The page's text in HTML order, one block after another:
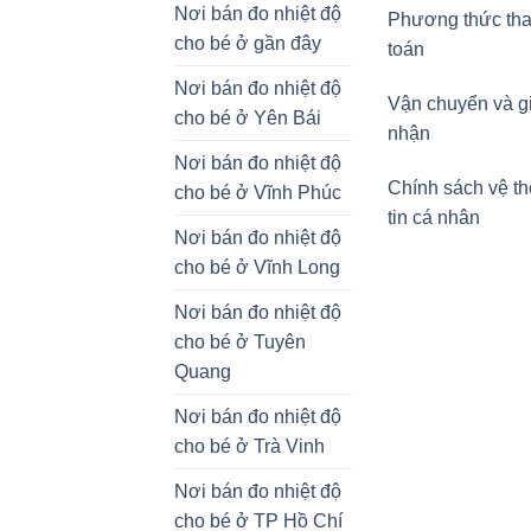
Nơi bán đo nhiệt độ
cho bé ở gần đây
Nơi bán đo nhiệt độ
cho bé ở Yên Bái
Nơi bán đo nhiệt độ
cho bé ở Vĩnh Phúc
Nơi bán đo nhiệt độ
cho bé ở Vĩnh Long
Nơi bán đo nhiệt độ
cho bé ở Tuyên
Quang
Nơi bán đo nhiệt độ
cho bé ở Trà Vinh
Nơi bán đo nhiệt độ
cho bé ở TP Hồ Chí
Phương thức
toán
Vận chuyển và
nhận
Chính sách vệ
tin cá nhân